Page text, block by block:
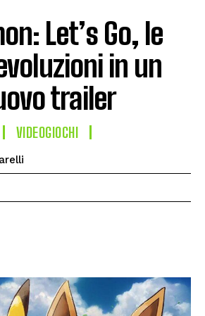
Let’s Go, le
in un
trailer
VIDEOGIOCHI